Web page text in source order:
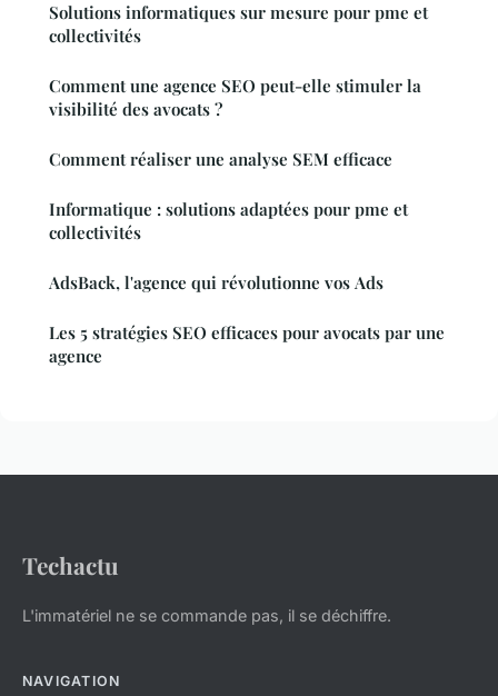
Solutions informatiques sur mesure pour pme et
collectivités
Comment une agence SEO peut-elle stimuler la
visibilité des avocats ?
Comment réaliser une analyse SEM efficace
Informatique : solutions adaptées pour pme et
collectivités
AdsBack, l'agence qui révolutionne vos Ads
Les 5 stratégies SEO efficaces pour avocats par une
agence
Techactu
L'immatériel ne se commande pas, il se déchiffre.
NAVIGATION